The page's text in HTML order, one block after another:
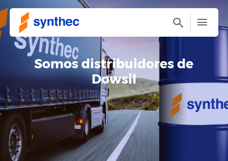
Somos distribuidores de
Dowsil